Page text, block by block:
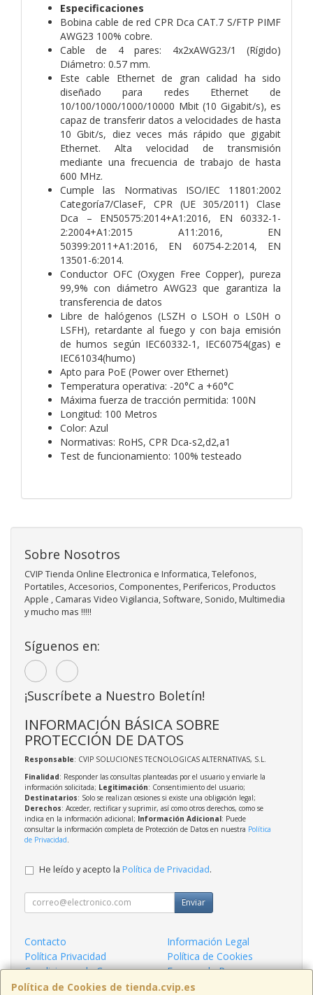
Especificaciones
Bobina cable de red CPR Dca CAT.7 S/FTP PIMF
AWG23 100% cobre.
Cable de 4 pares: 4x2xAWG23/1 (Rígido)
Diámetro: 0.57 mm.
Este cable Ethernet de gran calidad ha sido
diseñado para redes Ethernet de
10/100/1000/1000/10000 Mbit (10 Gigabit/s), es
capaz de transferir datos a velocidades de hasta
10 Gbit/s, diez veces más rápido que gigabit
Ethernet. Alta velocidad de transmisión
mediante una frecuencia de trabajo de hasta
600 MHz.
Cumple las Normativas ISO/IEC 11801:2002
Categoría7/ClaseF, CPR (UE 305/2011) Clase
Dca – EN50575:2014+A1:2016, EN 60332-1-
2:2004+A1:2015 A11:2016, EN
50399:2011+A1:2016, EN 60754-2:2014, EN
13501-6:2014.
Conductor OFC (Oxygen Free Copper), pureza
99,9% con diámetro AWG23 que garantiza la
transferencia de datos
Libre de halógenos (LSZH o LSOH o LS0H o
LSFH), retardante al fuego y con baja emisión
de humos según IEC60332-1, IEC60754(gas) e
IEC61034(humo)
Apto para PoE (Power over Ethernet)
Temperatura operativa: -20°C a +60°C
Máxima fuerza de tracción permitida: 100N
Longitud: 100 Metros
Color: Azul
Normativas: RoHS, CPR Dca-s2,d2,a1
Test de funcionamiento: 100% testeado
Política de Cookies de tienda.cvip.es
Sobre Nosotros
CVIP Tienda Online Electronica e Informatica, Telefonos,
Portatiles, Accesorios, Componentes, Perifericos, Productos
Apple , Camaras Video Vigilancia, Software, Sonido, Multimedia
y mucho mas !!!!!
Síguenos en:
¡Suscríbete a Nuestro Boletín!
INFORMACIÓN BÁSICA SOBRE
PROTECCIÓN DE DATOS
Responsable: CVIP SOLUCIONES TECNOLOGICAS ALTERNATIVAS, S.L.
Finalidad: Responder las consultas planteadas por el usuario y enviarle la
información solicitada; Legitimación: Consentimiento del usuario;
Destinatarios: Solo se realizan cesiones si existe una obligación legal;
Derechos: Acceder, rectificar y suprimir, así como otros derechos, como se
indica en la información adicional; Información Adicional: Puede
consultar la información completa de Protección de Datos en nuestra Política
de Privacidad
He leído y acepto la Política de Privacidad.
Enviar
Contacto
Información Legal
Política Privacidad
Política de Cookies
Condiciones de Compra
Formas de Pago
¿Quienes Somos?